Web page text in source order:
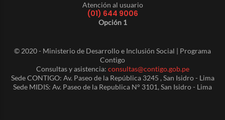
Atención al usuario
(01) 644 9006
Opción 1
© 2020 - Ministerio de Desarrollo e Inclusión Social | Programa
Contigo
Consultas y asistencia: consultas@contigo.gob.pe
Sede CONTIGO: Av. Paseo de la República 3245 , San Isidro - Lima
Sede MIDIS: Av. Paseo de la Republica N° 3101, San Isidro - Lima